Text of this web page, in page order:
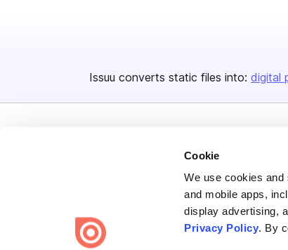
Cookie
We use cookies
and mobile apps,
display advertising,
Privacy Policy. By
Issuu converts static files into: digital
Create once, share everywhere.
Issuu turns PDFs and other files into interactive flipbooks and